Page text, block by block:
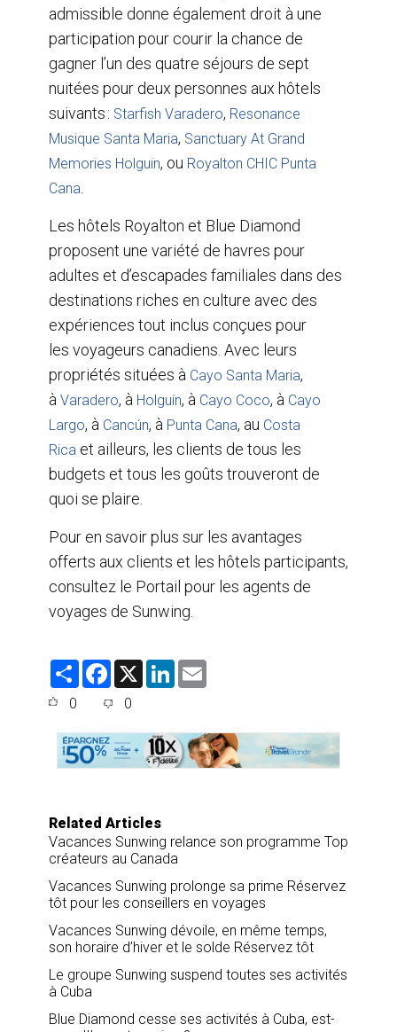
admissible donne également droit à une
participation pour courir la chance de
gagner l’un des quatre séjours de sept
nuitées pour deux personnes aux hôtels
suivants : Starfish Varadero, Resonance
Musique Santa Maria, Sanctuary At Grand
Memories Holguin, ou Royalton CHIC Punta
Cana
Les hôtels Royalton et Blue Diamond
proposent une variété de havres pour
adultes et d’escapades familiales dans des
destinations riches en culture avec des
expériences tout inclus conçues pour
les voyageurs canadiens. Avec leurs
propriétés situées à Cayo Santa Maria,
à Varadero, à Holguín, à Cayo Coco, à Cayo
Largo, à Cancún, à Punta Cana, au Costa
Rica et ailleurs, les clients de tous les
budgets et tous les goûts trouveront de
quoi se plaire.
Pour en savoir plus sur les avantages
offerts aux clients et les hôtels participants,
consultez le Portail pour les agents de
voyages de Sunwing.
S
F
e
o
o
k
X
L
d
I
n
0 0
Related Articles
Vacances Sunwing relance son programme Top
créateurs au Canada
Vacances Sunwing prolonge sa prime Réservez
tôt pour les conseillers en voyages
Vacances Sunwing dévoile, en même temps,
son horaire d’hiver et le solde Réservez tôt
Le groupe Sunwing suspend toutes ses activités
à Cuba
Blue Diamond cesse ses activités à Cuba, est-